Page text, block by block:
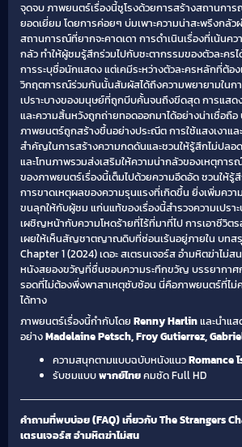
จุดจบ ภาพยนตร์เรื่องนี้ชูโรงด้วยการสร้างสถานกา
ยอดเยี่ยม โดยการค่อยๆ บ่มเพาะความน่าสะพรึงกลัว
สถานการณ์ที่ยากจะคาดเดา การดำเนินเรื่องที่เน้นค
กลัว ทำให้ผู้ชมรู้สึกร่วมไปกับชะตากรรมของตัวละครไ
การระบุชื่อนักแสดง แต่เคมีระหว่างตัวละครหลักที่ต้
วิกฤตการณ์ร่วมกันนั้นสัมผัสได้ถึงความพยายามในกา
เปราะบางของมนุษย์ที่ถูกบีบคั้นจนถึงขีดสุด การแสด
และความสิ้นหวังถูกถ่ายทอดออกมาได้อย่างน่าเชื่อถื
ภาพยนตร์ถูกสร้างขึ้นอย่างประณีต การใช้แสงเงาแล
สำคัญในการสร้างความกดดันและชวนให้รู้สึกไม่ปล
และโทนภาพรวมส่งเสริมให้ความน่ากลัวของเหตุการ
ของภาพยนตร์เรื่องนี้เต็มไปด้วยความอึดอัด ชวนให้รู้
การขาดเหตุผลของความรุนแรงที่เกิดขึ้น ยิ่งเพิ่มคว
ขนลุกให้กับผู้ชม แก่นแท้ของเรื่องนี้สำรวจความเปรา
เผชิญหน้ากับความโหดร้ายที่ไร้ที่มาที่ไป การเอาชีวิ
เผยให้เห็นสัญชาตญาณดิบที่ซ่อนเร้นอยู่ภายใน บทส
Chapter 1 (2024) เดอะ สเตรนเจอร์ส อำมหิตฆ่าไม่
หนังสยองขวัญที่ชื่นชอบความระทึกขวัญ บรรยากาศ
รอดที่ไม่ต้องพึ่งพาสาเหตุซับซ้อน นี่คือภาพยนตร์ที่ไม่
ได้ทาง
ภาพยนตร์เรื่องนี้กำกับโดย Renny Harlinและนำแ
อย่างMadelaine Petsch, Froy Gutierrez,
ความสนุกตามแบบฉบับหนังแนวRomance
รับชมแบบพากย์ไทยคมชัด Full HD
คำถามที่พบบ่อย (FAQ) เกี่ยวกับ The Strangers
เตรนเจอร์ส อำมหิตฆ่าไม่สน